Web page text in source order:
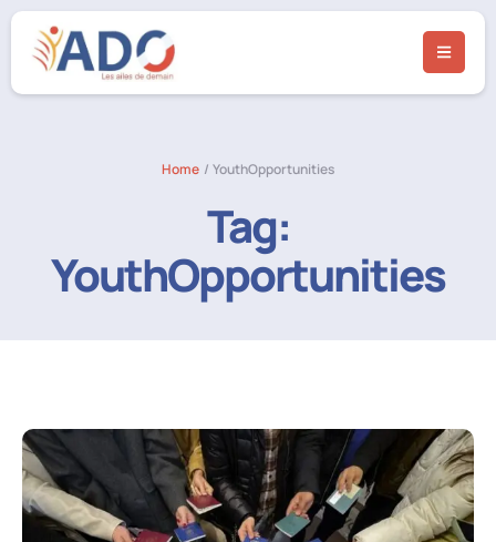
Home / YouthOpportunities
Tag:
YouthOpportunities